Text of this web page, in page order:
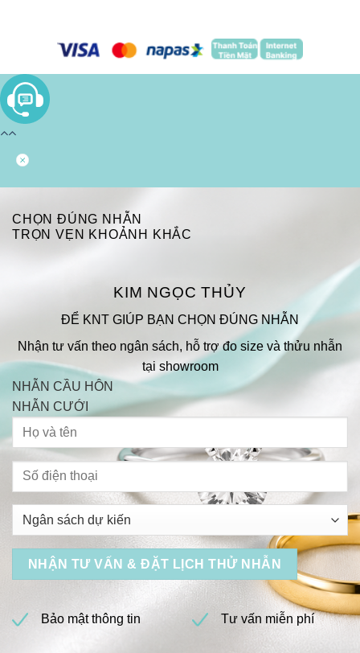
CHỌN ĐÚNG NHẪN
TRỌN VẸN KHOẢNH KHẮC
KIM NGỌC THỦY
ĐỂ KNT GIÚP BẠN CHỌN ĐÚNG NHẪN
Nhận tư vấn theo ngân sách, hỗ trợ đo size và thửu nhẫn
tại showroom
NHẪN CẦU HÔN
NHẪN CƯỚI
Bảo mật thông tin Tư vấn miễn phí